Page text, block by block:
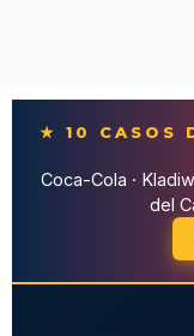
★ 10 CASOS
Coca-Cola ·
del